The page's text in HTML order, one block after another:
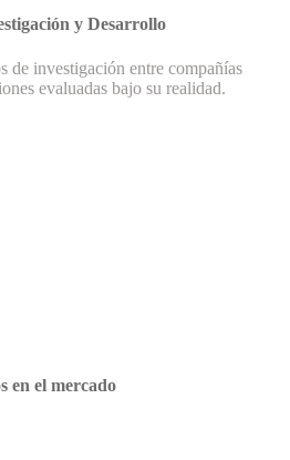
y Desarrollo
de investigación entre compañías
evaluadas bajo su realidad.
en el mercado